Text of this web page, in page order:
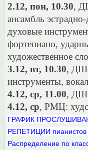
2.12, пон, 10.30,
ансамбль
духовые
фортепиано,
художественное
3.12, вт, 10.30,
инструменты,
4.12, ср, 11.00,
4.12, ср, РМЦ:
ГРАФИК
РЕПЕТИЦИИ пианистов
Распределение по